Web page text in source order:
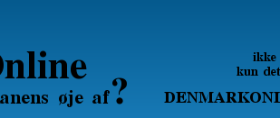
om politik